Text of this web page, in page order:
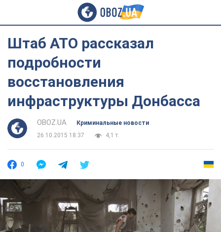
Штаб АТО рассказал
подробности
восстановления
инфраструктуры Донбасса
OBOZ.UA
Криминальные новости
26.10.2015 18:37
4,1 т.
0